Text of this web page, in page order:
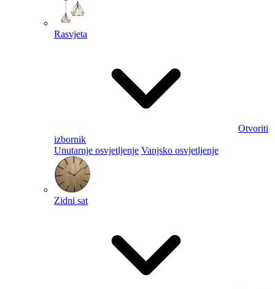
Rasvjeta
Otvoriti
izbornik
Unutarnje osvjetljenje Vanjsko osvjetljenje
Zidni sat